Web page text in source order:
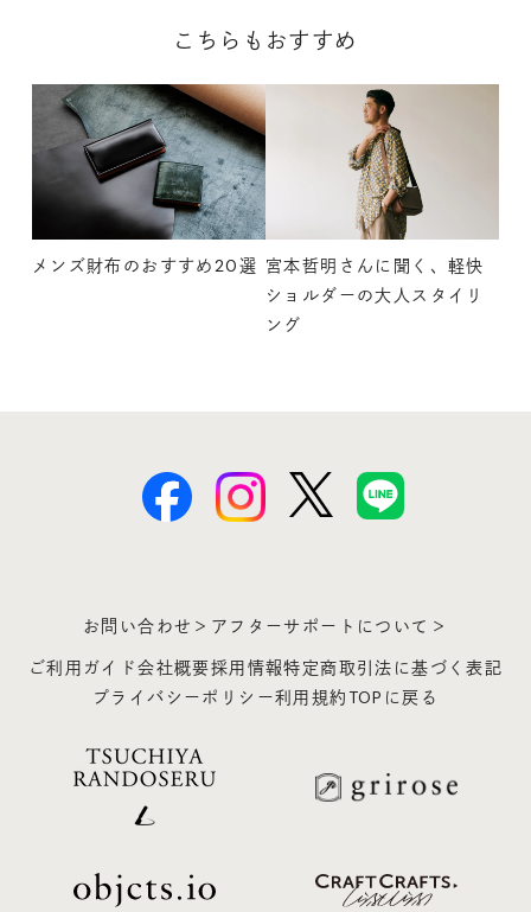
こちらもおすすめ
メンズ財布のおすすめ20選 宮本哲明さんに聞く、軽快
ショルダーの大人スタイリ
ング
お問い合わせ＞ アフターサポートについて＞
ご利用ガイド会社概要採用情報特定商取引法に基づく表記
プライバシーポリシー利用規約 TOPに戻る